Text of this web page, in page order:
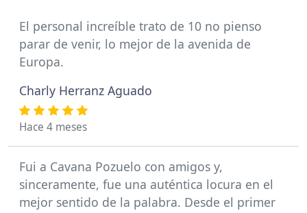
El personal increíble trato de 10 no pienso
parar de venir, lo mejor de la avenida de
Europa.
Charly Herranz Aguado
Hace 4 meses
Fui a Cavana Pozuelo con amigos y,
sinceramente, fue una auténtica locura en el
mejor sentido de la palabra. Desde el primer